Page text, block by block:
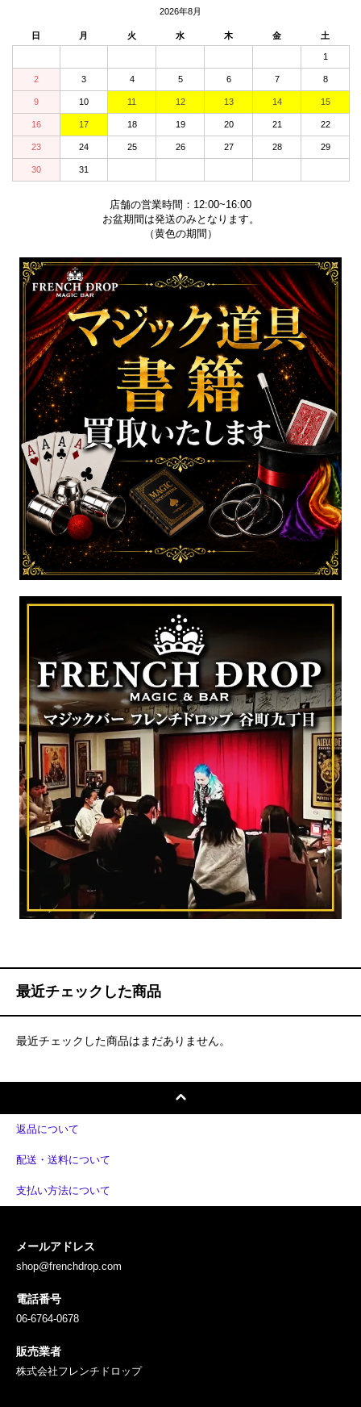
2026年8月
日 月 火 水 木 金 土
1
2 3 4 5 6 7 8
9 10 11 12 13 14 15
16 17 18 19 20 21 22
23 24 25 26 27 28 29
30 31
店舗の営業時間：12:00~16:00
お盆期間は発送のみとなります。
（黄色の期間）
最近チェックした商品
最近チェックした商品はまだありません。
返品について
配送・送料について
支払い方法について
メールアドレス
shop@frenchdrop.com
電話番号
06-6764-0678
販売業者
株式会社フレンチドロップ